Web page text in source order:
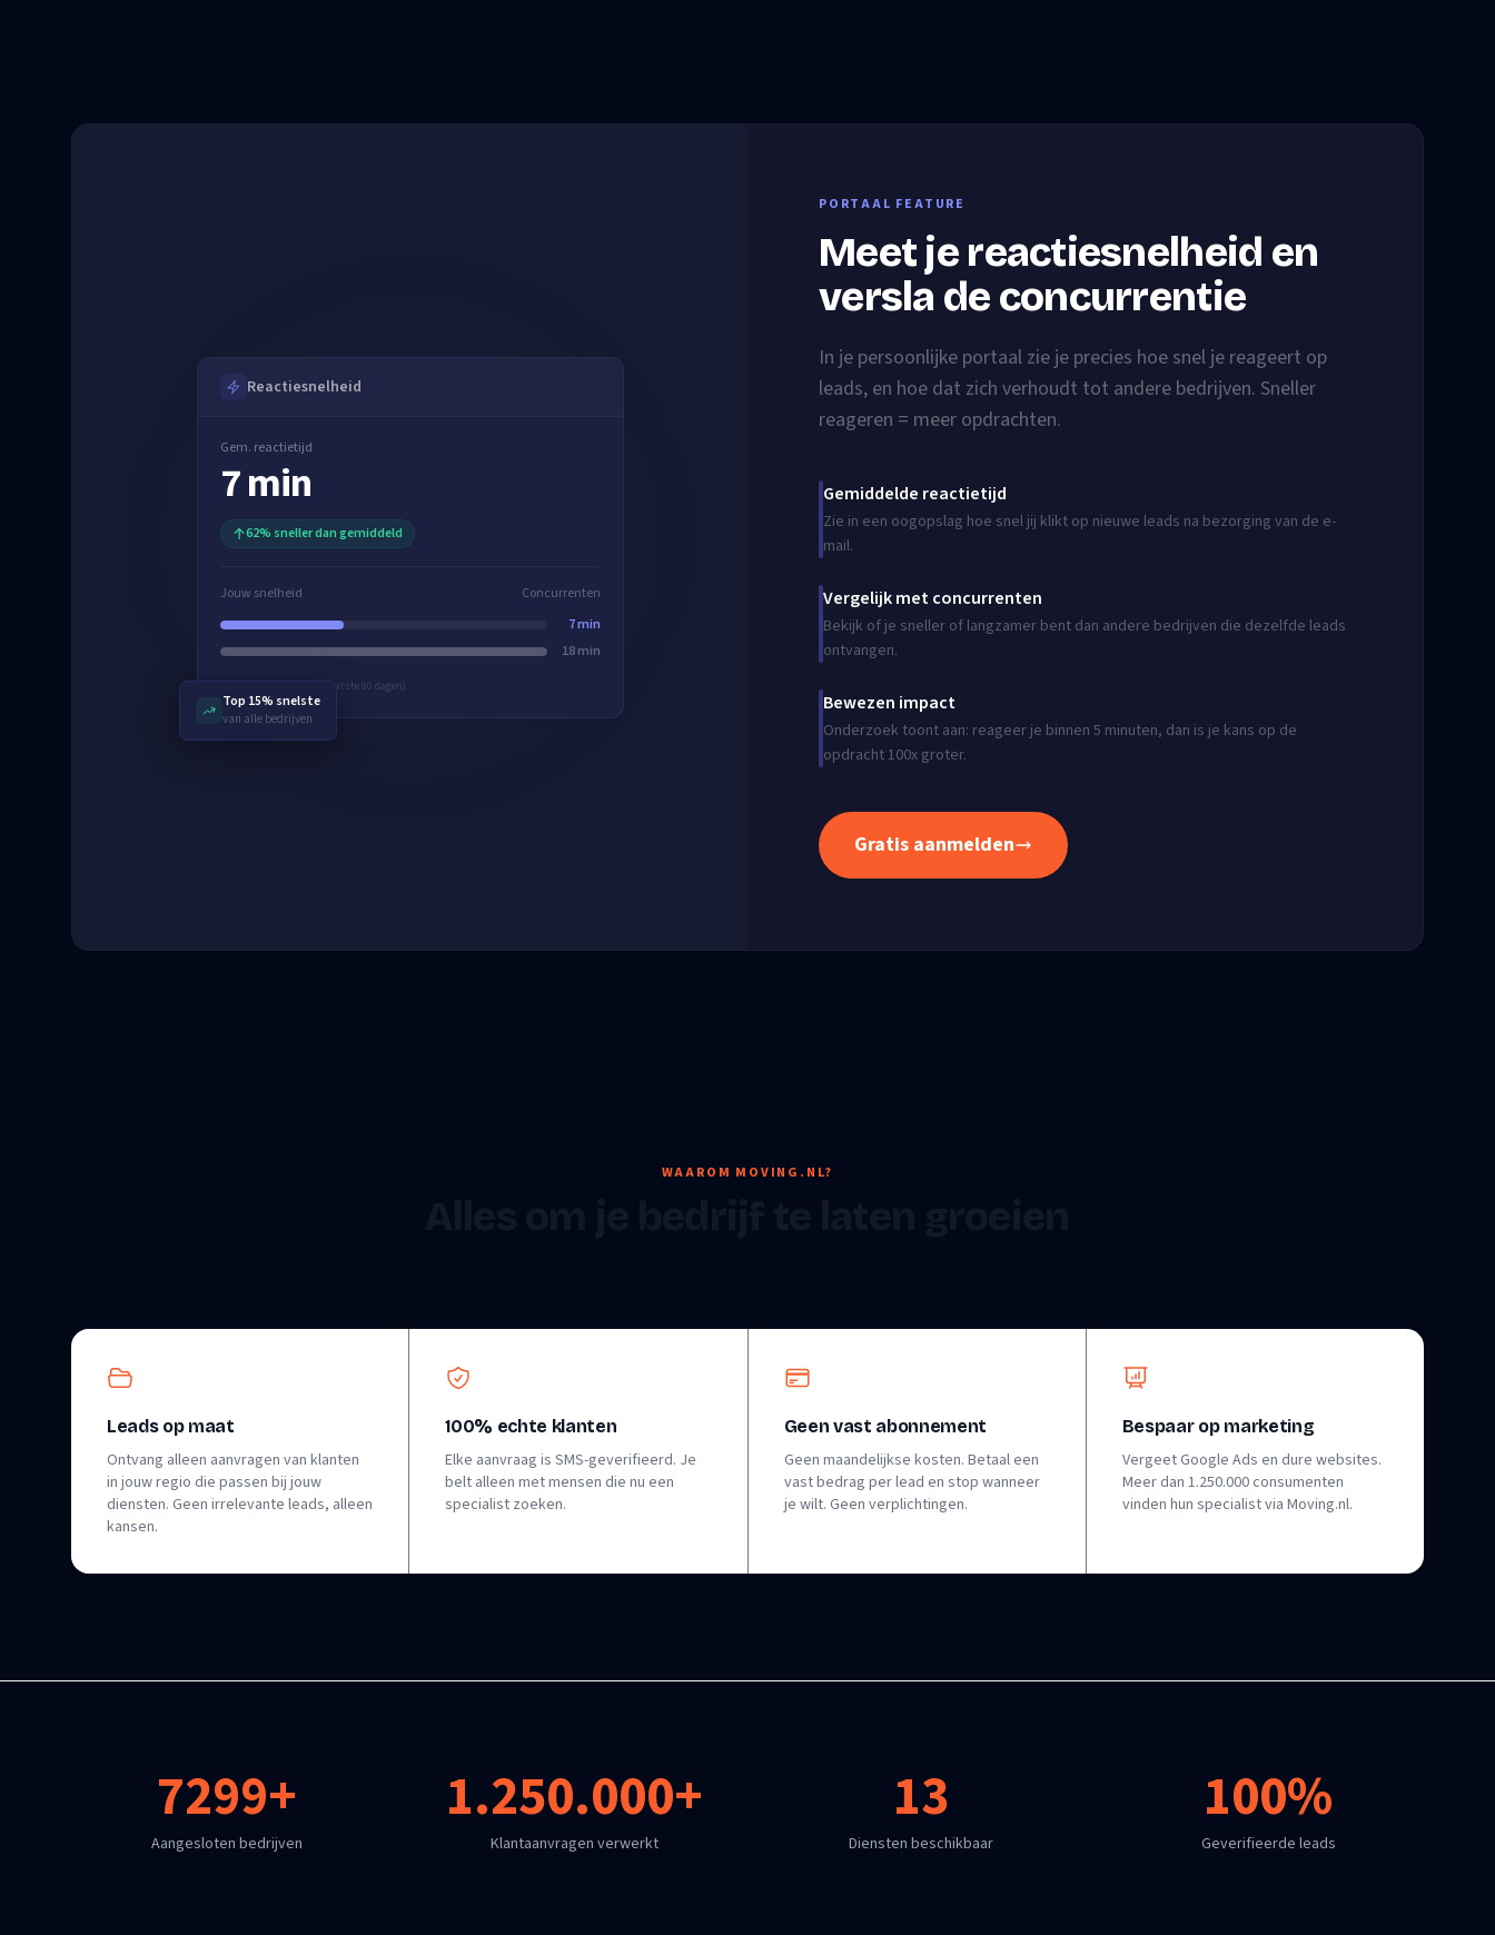
Reactiesnelheid
Gem. reactietijd
7 min
62% sneller dan gemiddeld
Jouw snelheid
Concurrenten
7 min
18 min
Op basis van 12 leads (laatste 90 dagen)
Top 15% snelste
van alle bedrijven
PORTAAL FEATURE
Meet je reactiesnelheid en
versla de concurrentie
In je persoonlijke portaal zie je precies hoe snel je reageert op
leads, en hoe dat zich verhoudt tot andere bedrijven. Sneller
reageren = meer opdrachten.
Gemiddelde reactietijd
Zie in een oogopslag hoe snel jij klikt op nieuwe leads na bezorging van de e-
mail.
Vergelijk met concurrenten
Bekijk of je sneller of langzamer bent dan andere bedrijven die dezelfde leads
ontvangen.
Bewezen impact
Onderzoek toont aan: reageer je binnen 5 minuten, dan is je kans op de
opdracht 100x groter.
Gratis aanmelden
WAAROM MOVING.NL?
Leads op maat
Ontvang alleen aanvragen van klanten
in jouw regio die passen bij jouw
diensten. Geen irrelevante leads, alleen
kansen.
100% echte klanten
Elke aanvraag is SMS-geverifieerd. Je
belt alleen met mensen die nu een
specialist zoeken.
Geen vast abonnement
Geen maandelijkse kosten. Betaal een
vast bedrag per lead en stop wanneer
je wilt. Geen verplichtingen.
Bespaar op marketing
Vergeet Google Ads en dure websites.
Meer dan 1.250.000 consumenten
vinden hun specialist via Moving.nl.
7299+
Aangesloten bedrijven
1.250.000+
Klantaanvragen verwerkt
13
Diensten beschikbaar
100%
Geverifieerde leads